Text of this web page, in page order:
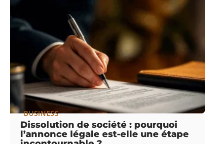
BUSINESS
Dissolution de société : pourquoi
l’annonce légale est-elle une étape